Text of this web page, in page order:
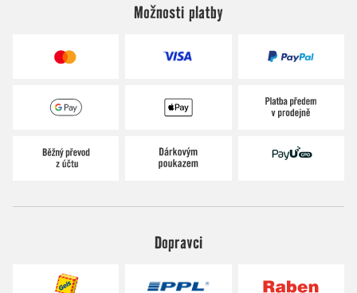
Možnosti platby
Dopravci